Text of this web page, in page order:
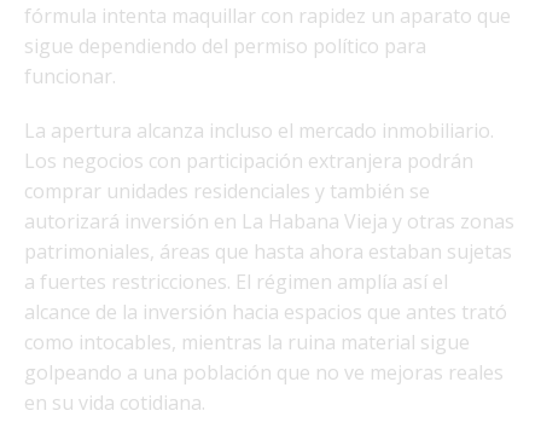
fórmula intenta maquillar con rapidez un aparato que
sigue dependiendo del permiso político para
funcionar.
La apertura alcanza incluso el mercado inmobiliario.
Los negocios con participación extranjera podrán
comprar unidades residenciales y también se
autorizará inversión en La Habana Vieja y otras zonas
patrimoniales, áreas que hasta ahora estaban sujetas
a fuertes restricciones. El régimen amplía así el
alcance de la inversión hacia espacios que antes trató
como intocables, mientras la ruina material sigue
golpeando a una población que no ve mejoras reales
en su vida cotidiana.